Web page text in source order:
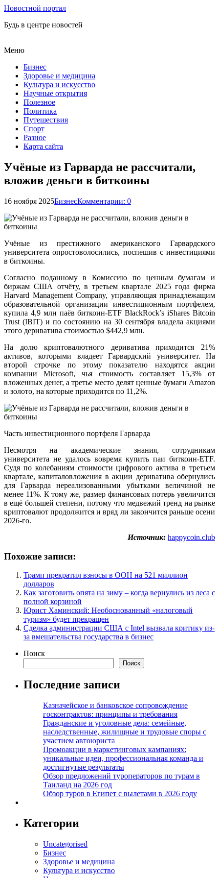
Новостной портал
Будь в центре новостей
Меню
Бизнес
Здоровье и медицина
Культура и искусство
Научные открытия
Полезное
Политика
Путешествия
Спорт
Разное
Карта сайта
Учёные из Гарварда не рассчитали,
вложив деньги в биткоины
16 ноября 2025БизнесКомментарии: 0
Учёные из престижного американского Гарвардского
университета опростоволосились, поспешив с инвестициями
в биткоины.
Согласно поданному в Комиссию по ценным бумагам и
биржам США отчёту, в третьем квартале 2025 года фирма
Harvard Management Company, управляющая принадлежащим
образовательной организации инвестиционным портфелем,
купила 4,9 млн паёв биткоин-ETF BlackRock’s iShares Bitcoin
Trust (IBIT) и по состоянию на 30 сентября владела акциями
этого дериватива стоимостью $442,9 млн.
На долю криптовалютного дериватива приходится 21%
активов, которыми владеет Гарвардский университет. На
второй строчке по этому показателю находятся акции
компании Microsoft, чья стоимость составляет 15,3% от
вложенных денег, а третье место делят ценные бумаги Amazon
и золото, на которые приходится по 11,2%.
Часть инвестиционного портфеля Гарварда
Несмотря на академические знания, сотрудникам
университета не удалось вовремя купить паи биткоин-ETF.
Судя по колебаниям стоимости цифрового актива в третьем
квартале, капиталовложения в акции дериватива обернулись
для Гарварда нереализованными убытками величиной не
менее 11%. К тому же, размер финансовых потерь увеличится
в ещё большей степени, потому что медвежий тренд на рынке
криптовалют продолжится и вряд ли закончится раньше осени
2026-го.
Источник: happycoin.club
Похожие записи:
Трамп прекратил взносы в ООН на 521 миллион
долларов
Как заготовить опята на зиму – когда вернулись из леса с
полной корзиной
Юрист Хаминский: Необоснованный «налоговый
туризм» будет прекращен
Сделка администрации США с Intel вызвала критику из-
за вмешательства государства в бизнес
Поиск
Поиск
Последние записи
Казначейское и банковское сопровождение
госконтрактов: принципы и требования
Гражданские и уголовные дела: семейные,
наследственные, жилищные и трудовые споры с
участием автоюриста
Промоакции в маркетинговых кампаниях:
уникальные идеи, профессиональная команда и
достигнутые результаты
Обзор предложений туроператоров по турам в
Таиланд на 2026 год
Обзор туров в Египет с вылетами в 2026 году
Категории
Uncategorised
Бизнес
Здоровье и медицина
Культура и искусство